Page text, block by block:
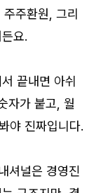
주환원, 그리
요.
끝내면 아쉬
자가 붙고, 월
야 진짜입니다.
셔널은 경영진